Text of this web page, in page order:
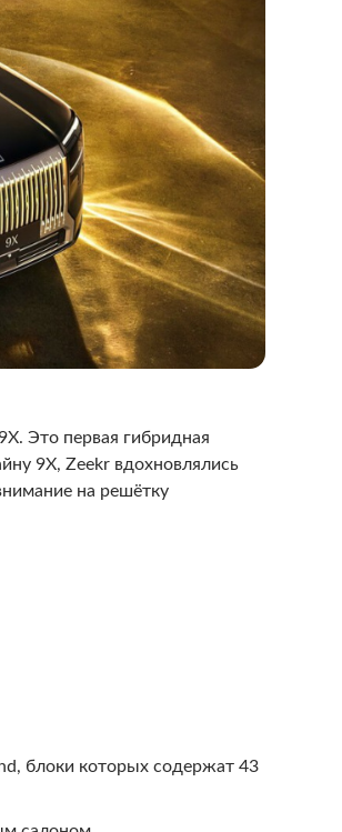
Это первая гибридная
9X, Zeekr вдохновлялись
на решётку
блоки которых содержат 43